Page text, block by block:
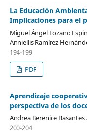
La Educación
Implicaciones para el
Miguel Ángel Lozano
Anniellis Ramírez
194-199
PDF
Aprendizaje
perspectiva de los
Andrea Berenice
200-204